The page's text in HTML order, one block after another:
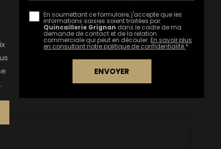
En soumettant ce formulaire, j'accepte que les
informations saisies soient traitées par
Quincaillerie Grignan dans le cadre de ma
demande de contact et de la relation
commerciale qui peut en découler.En savoir plus
en consultant notre politique de confidentialité.*